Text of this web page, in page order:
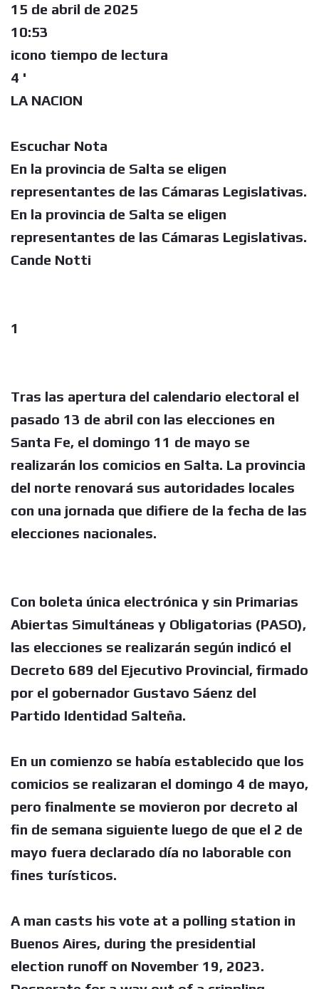
15 de abril de 2025
10:53
icono tiempo de lectura
4 '
LA NACION
Escuchar Nota
En la provincia de Salta se eligen
representantes de las Cámaras Legislativas.
En la provincia de Salta se eligen
representantes de las Cámaras Legislativas.
Cande Notti
1
Tras las apertura del calendario electoral el
pasado 13 de abril con las elecciones en
Santa Fe, el domingo 11 de mayo se
realizarán los comicios en Salta. La provincia
del norte renovará sus autoridades locales
con una jornada que difiere de la fecha de las
elecciones nacionales.
Con boleta única electrónica y sin Primarias
Abiertas Simultáneas y Obligatorias (PASO),
las elecciones se realizarán según indicó el
Decreto 689 del Ejecutivo Provincial, firmado
por el gobernador Gustavo Sáenz del
Partido Identidad Salteña.
En un comienzo se había establecido que los
comicios se realizaran el domingo 4 de mayo,
pero finalmente se movieron por decreto al
fin de semana siguiente luego de que el 2 de
mayo fuera declarado día no laborable con
fines turísticos.
A man casts his vote at a polling station in
Buenos Aires, during the presidential
election runoff on November 19, 2023.